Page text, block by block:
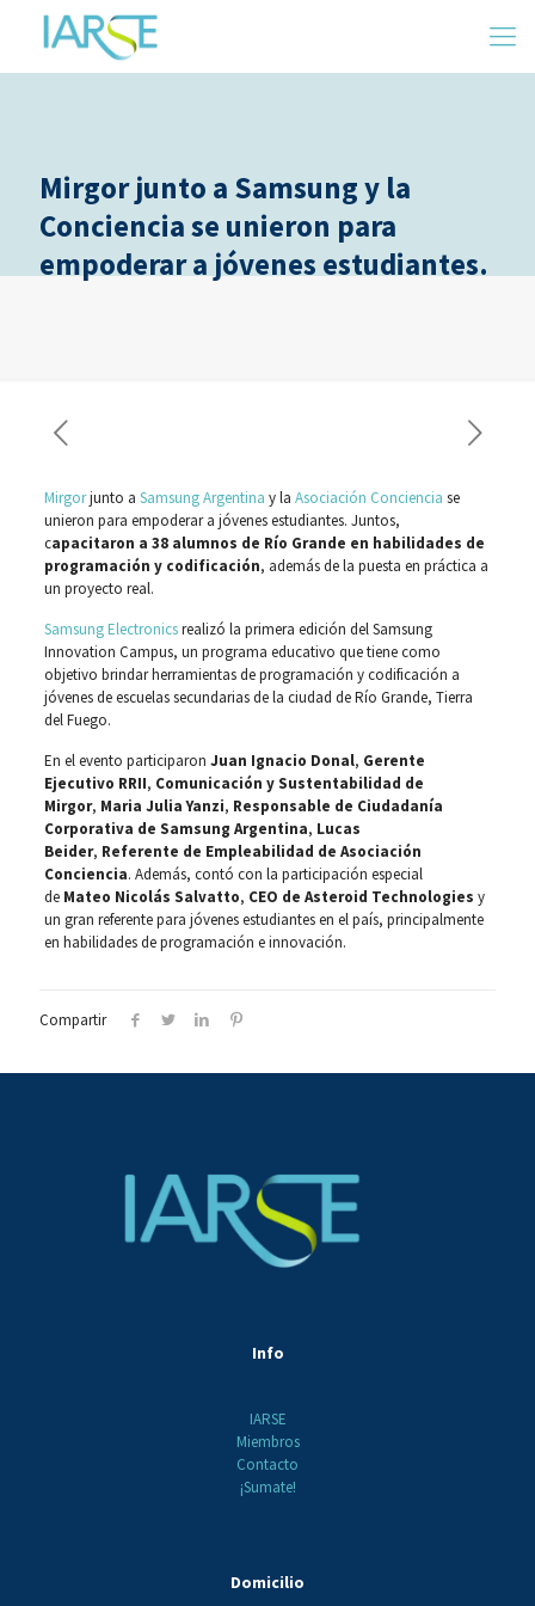
Mirgor junto a Samsung y la
Conciencia se unieron para
empoderar a jóvenes estudiantes.
Mirgorjunto a Samsung Argentina y la Asociación Conciencia se
unieron para empoderar a jóvenes estudiantes. Juntos,
capacitaron a 38 alumnos de Río Grande en habilidades de
programación y codificación, además de la puesta en práctica a
un proyecto real.
Samsung Electronicsrealizó la primera edición del Samsung
Innovation Campus, un programa educativo que tiene como
objetivo brindar herramientas de programación y codificación a
jóvenes de escuelas secundarias de la ciudad de Río Grande, Tierra
del Fuego.
En el evento participaron Juan Ignacio Donal, Gerente
Ejecutivo RRII, Comunicación y Sustentabilidad de
Mirgor, Maria Julia Yanzi, Responsable de Ciudadanía
Corporativa de Samsung Argentina, Lucas
Beider, Referente de Empleabilidad de Asociación
Conciencia. Además, contó con la participación especial
de Mateo Nicolás Salvatto, CEO de Asteroid Technologies y
un gran referente para jóvenes estudiantes en el país, principalmente
en habilidades de programación e innovación.
Compartir
Info
IARSE
Miembros
Contacto
¡Sumate!
Domicilio